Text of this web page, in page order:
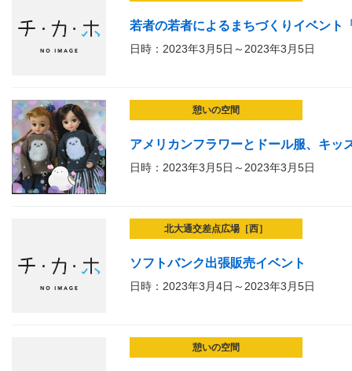
若者の若者によるまちづくりイベント
日時：2023年3月5日～2023年3月5日
憩いの空間
アメリカンフラワーとドール服、キッ
日時：2023年3月5日～2023年3月5日
北大通交差点広場［西］
ソフトバンク出張販売イベント
日時：2023年3月4日～2023年3月5日
憩いの空間